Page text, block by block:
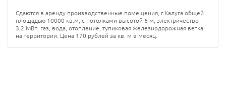
Сдаются в аренду производственные помещения, г.Калуга общей
площадью 10000 кв.м, с потолками высотой 6 м, электричество -
3,2 МВт, газ, вода, отопление, тупиковая железнодорожная ветка
на территории. Цена 170 рублей за кв. м в месяц.